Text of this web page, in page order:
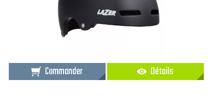
Commander Détails